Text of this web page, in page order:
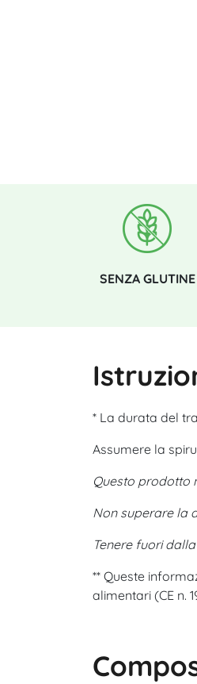
SENZA GLUTINE
* La durata del
Assumere la
Questo prodotto
Non superare la
Tenere fuori
** Queste
alimentari (CE n.